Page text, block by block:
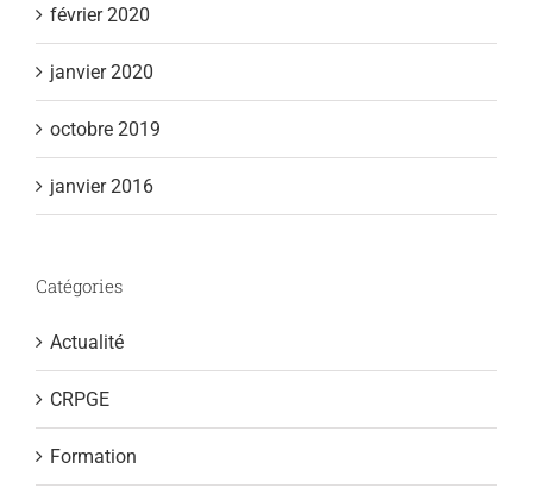
février 2020
janvier 2020
octobre 2019
janvier 2016
Catégories
Actualité
CRPGE
Formation